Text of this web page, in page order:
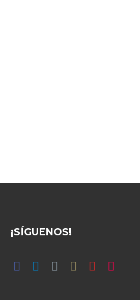
¡SÍGUENOS!